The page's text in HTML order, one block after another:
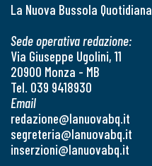
La Nuova Bussola Quotidiana
Sede operativa redazione:
Via Giuseppe Ugolini, 11
20900 Monza - MB
Tel. 039 9418930
Email
redazione@lanuovabq.it
segreteria@lanuovabq.it
inserzioni@lanuovabq.it